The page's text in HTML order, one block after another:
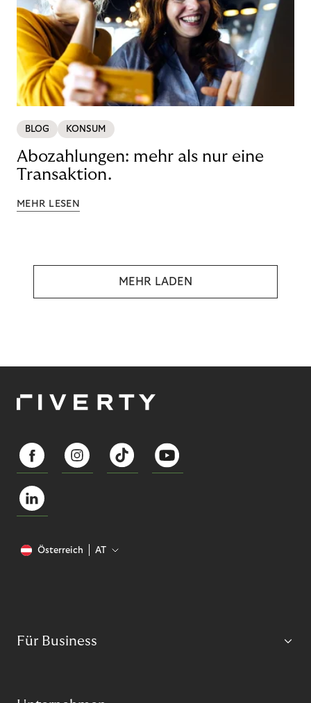
BLOG KONSUM
Abozahlungen: mehr als nur eine
Transaktion.
MEHR LESEN
MEHR LADEN
Österreich AT
Für Business